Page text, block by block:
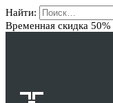
Найти:
Временная скидка 50%